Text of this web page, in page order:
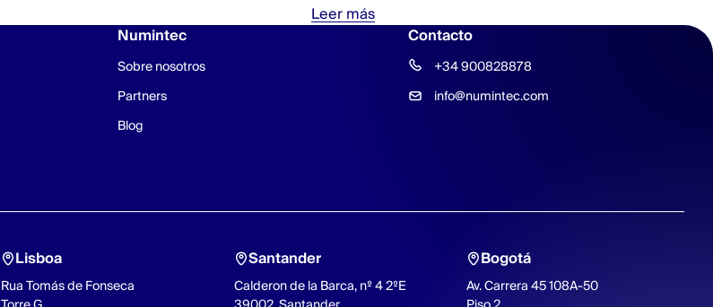
Leer más
Numintec
Sobre nosotros
Partners
Blog
Contacto
+34 900828878
info@numintec.com
Lisboa
Rua Tomás de Fonseca
Santander
Calderon de la Barca, nº 4 2ºE
Bogotá
Av. Carrera 45 108A-50